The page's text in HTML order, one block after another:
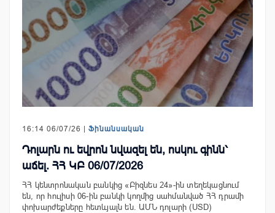
16:14 06/07/26 | Ֆինանսական
Դոլարն ու եվրոն նվազել են, ոսկու գինն՝
աճել. ՀՀ ԿԲ 06/07/2026
ՀՀ կենտրոնական բանկից «Բիզնես 24»-ին տեղեկացնում
են, որ հուլիսի 06-ին բանկի կողմից սահմանված ՀՀ դրամի
փոխարժեքները հետևյալն են. ԱՄՆ դոլարի (USD)